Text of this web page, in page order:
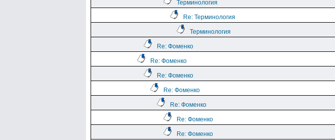
Терминология
Re: Терминология
Терминология
Re: Фоменко
Re: Фоменко
Re: Фоменко
Re: Фоменко
Re: Фоменко
Re: Фоменко
Re: Фоменко